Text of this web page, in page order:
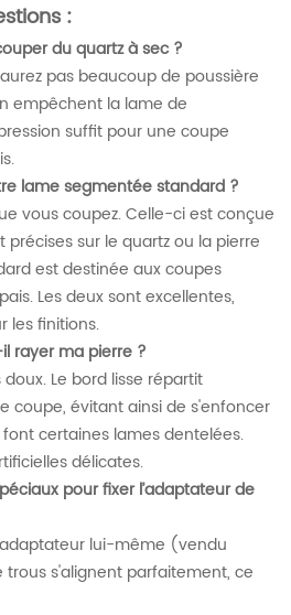
:
du quartz à sec ?
pas beaucoup de poussière
empêchent la lame de
suffit pour une coupe
lame segmentée standard ?
vous coupez. Celle-ci est conçue
précises sur le quartz ou la pierre
est destinée aux coupes
Les deux sont excellentes,
les finitions.
rayer ma pierre ?
Le bord lisse répartit
coupe, évitant ainsi de s'enfoncer
certaines lames dentelées.
délicates.
pour fixer l’adaptateur de
lui-même (vendu
s'alignent parfaitement, ce